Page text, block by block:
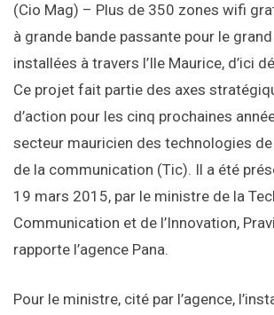
(Cio Mag) – Plus de 350 zones wifi
à grande bande passante pour le
installées à travers l’Ile Maurice, d’ici
Ce projet fait partie des axes
d’action pour les cinq prochaines
secteur mauricien des technologies
de la communication (Tic). Il a été
19 mars 2015, par le ministre de la
Communication et de l’Innovation,
rapporte l’agence Pana.
Pour le ministre, cité par l’agence,